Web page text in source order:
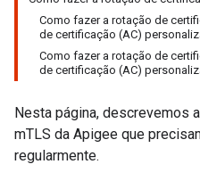
Como fazer a rotação de
de certificação (AC)
Como fazer a rotação de
de certificação (AC)
Nesta página, descrevemos
mTLS da Apigee que
regularmente.